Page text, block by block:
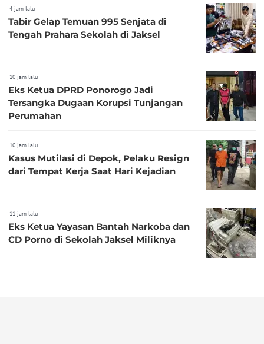
4 jam lalu
Tabir Gelap Temuan 995 Senjata di
Tengah Prahara Sekolah di Jaksel
10 jam lalu
Eks Ketua DPRD Ponorogo Jadi
Tersangka Dugaan Korupsi Tunjangan
Perumahan
10 jam lalu
Kasus Mutilasi di Depok, Pelaku Resign
dari Tempat Kerja Saat Hari Kejadian
11 jam lalu
Eks Ketua Yayasan Bantah Narkoba dan
CD Porno di Sekolah Jaksel Miliknya